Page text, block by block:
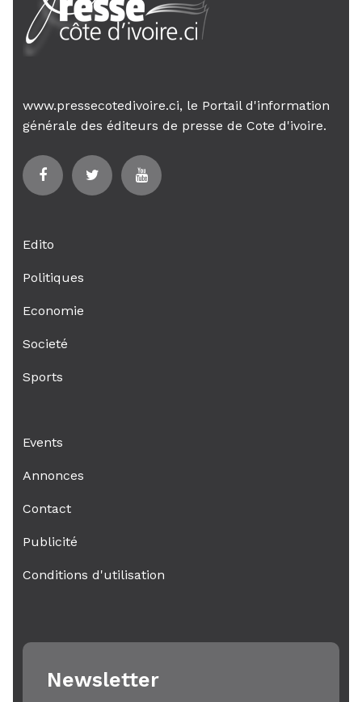
www.pressecotedivoire.ci, le Portail d'information
générale des éditeurs de presse de Cote d'ivoire.
Edito
Politiques
Economie
Societé
Sports
Events
Annonces
Contact
Publicité
Conditions d'utilisation
Newsletter